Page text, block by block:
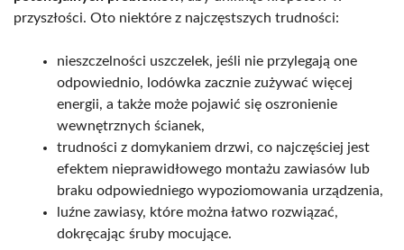
przyszłości. Oto niektóre z najczęstszych trudności:
nieszczelności uszczelek, jeśli nie przylegają one
odpowiednio, lodówka zacznie zużywać więcej
energii, a także może pojawić się oszronienie
wewnętrznych ścianek,
trudności z domykaniem drzwi, co najczęściej jest
efektem nieprawidłowego montażu zawiasów lub
braku odpowiedniego wypoziomowania urządzenia,
luźne zawiasy, które można łatwo rozwiązać,
dokręcając śruby mocujące.